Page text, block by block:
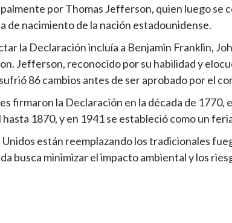
por Thomas Jefferson, quien luego se
de nacimiento de la nación estadounidense.
la Declaración incluía a Benjamin Franklin,
Jefferson, reconocido por su habilidad y
86 cambios antes de ser aprobado por el
firmaron la Declaración en la década de 1770,
1870, y en 1941 se estableció como un
están reemplazando los tradicionales
busca minimizar el impacto ambiental y los